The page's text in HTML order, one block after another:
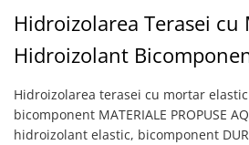
Hidroizolații Bituminoase
Hidrofobizare și Tratamente
Amorse Tencuieli
Pardoseli și Nivelare Suport
Hidroizolarea Terasei cu
Hidroizolant
Hidroizolarea terasei cu mortar
bicomponent MATERIALE PROPUSE
hidroizolant elastic, bicomponent